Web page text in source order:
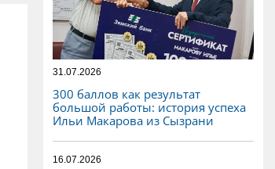
31.07.2026
300 баллов как результат
большой работы: история успеха
Ильи Макарова из Сызрани
16.07.2026